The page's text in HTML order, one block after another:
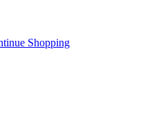
Shopping